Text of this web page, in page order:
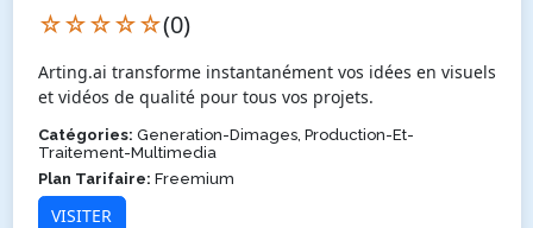
☆☆☆☆☆(0)
Arting.ai transforme instantanément vos idées en visuels
et vidéos de qualité pour tous vos projets.
Catégories: Generation-Dimages, Production-Et-
Traitement-Multimedia
Plan Tarifaire: Freemium
VISITER